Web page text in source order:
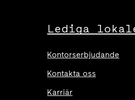
Lediga
Kontorserbjudande
Kontakta oss
Karriär